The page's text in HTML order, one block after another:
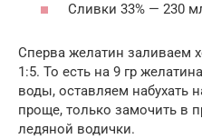
Сливки 33% — 230
Сперва желатин заливаем
1:5. То есть на 9 гр
воды, оставляем набухать
проще, только замочить в
ледяной водички.